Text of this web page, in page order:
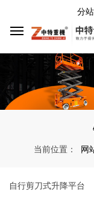
分
当前位置： 网
自行剪刀式升降平台